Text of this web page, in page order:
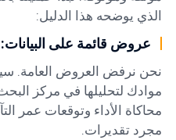
الذي يوضحه هذا الدليل:
عروض قائمة على البيانات:
نحن نرفض العروض العامة.
موادك لتحليلها في مركز البحث
محاكاة الأداء وتوقعات عمر
مجرد تقديرات.